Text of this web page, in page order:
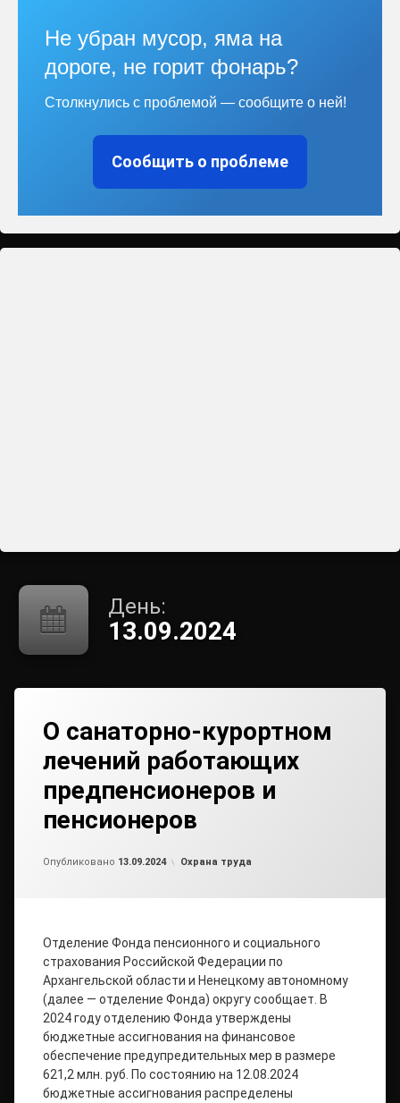
Не убран мусор, яма на
дороге, не горит фонарь?
Столкнулись с проблемой — сообщите о ней!
Сообщить о проблеме
День:
13.09.2024
О санаторно-курортном
лечений работающих
предпенсионеров и
пенсионеров
Опубликовано 13.09.2024 Рубрики:
Охрана труда
Отделение Фонда пенсионного и социального
страхования Российской Федерации по
Архангельской области и Ненецкому автономному
(далее — отделение Фонда) округу сообщает. В
2024 году отделению Фонда утверждены
бюджетные ассигнования на финансовое
обеспечение предупредительных мер в размере
621,2 млн. руб. По состоянию на 12.08.2024
бюджетные ассигнования распределены